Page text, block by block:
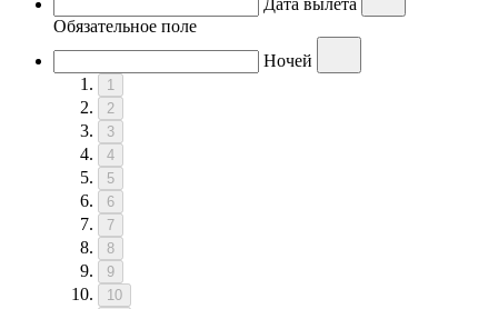
Дата вылета
Обязательное поле
Ночей
1
2
3
4
5
6
7
8
9
10